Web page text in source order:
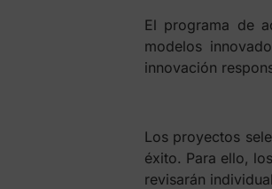
El programa de
modelos
innovación
Los proyectos
éxito. Para ello,
revisarán